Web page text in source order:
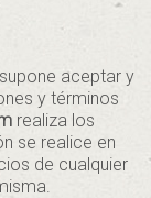
aceptar y
y términos
realiza los
se realice en
de cualquier